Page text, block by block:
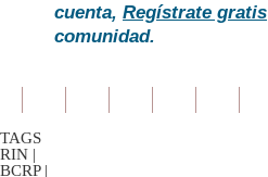
cuenta, Regístrate gratis
comunidad.
TAGS
RIN |
BCRP |